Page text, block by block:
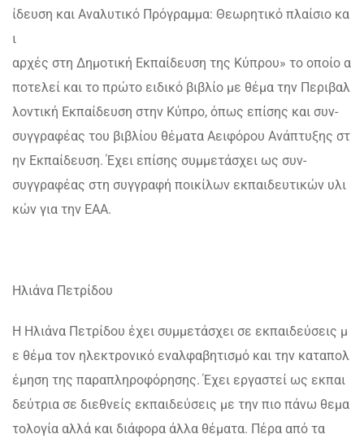
ίδευση και Αναλυτικό Πρόγραμμα: Θεωρητικό πλαίσιο κα
ι
αρχές στη Δημοτική Εκπαίδευση της Κύπρου» το οποίο α
ποτελεί και το πρώτο ειδικό βιβλίο με θέμα την Περιβαλ
λοντική Εκπαίδευση στην Κύπρο, όπως επίσης και συν-
συγγραφέας του βιβλίου θέματα Αειφόρου Ανάπτυξης στ
ην Εκπαίδευση. Έχει επίσης συμμετάσχει ως συν-
συγγραφέας στη συγγραφή ποικίλων εκπαιδευτικών υλι
κών για την ΕΑΑ.
Ηλιάνα Πετρίδου
Η Ηλιάνα Πετρίδου έχει συμμετάσχει σε εκπαιδεύσεις μ
ε θέμα τον ηλεκτρονικό εναλφαβητισμό και την καταπολ
έμηση της παραπληροφόρησης. Έχει εργαστεί ως εκπαι
δεύτρια σε διεθνείς εκπαιδεύσεις με την πιο πάνω θεμα
τολογία αλλά και διάφορα άλλα θέματα. Πέρα από τα